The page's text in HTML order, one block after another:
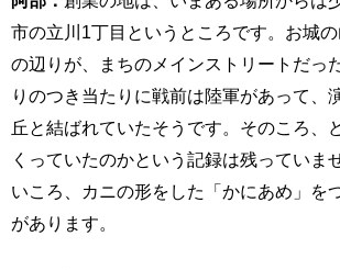
市の立川1丁目というところです。お城
の辺りが、まちのメインストリートだっ
りのつき当たりに戦前は陸軍があって、
丘と結ばれていたそうです。そのころ、
くっていたのかという記録は残っていま
いころ、カニの形をした「かにあめ」を
があります。